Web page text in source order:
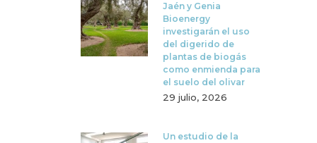
Jaén y Genia
Bioenergy
investigarán el uso
del digerido de
plantas de biogás
como enmienda para
el suelo del olivar
29 julio, 2026
Un estudio de la